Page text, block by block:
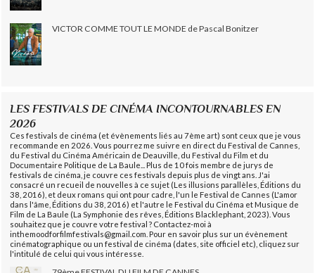
VICTOR COMME TOUT LE MONDE de Pascal Bonitzer
LES FESTIVALS DE CINÉMA INCONTOURNABLES EN
2026
Ces festivals de cinéma (et évènements liés au 7ème art) sont ceux que je vous
recommande en 2026. Vous pourrez me suivre en direct du Festival de Cannes,
du Festival du Cinéma Américain de Deauville, du Festival du Film et du
Documentaire Politique de La Baule... Plus de 10 fois membre de jurys de
festivals de cinéma, je couvre ces festivals depuis plus de vingt ans. J'ai
consacré un recueil de nouvelles à ce sujet (Les illusions parallèles, Éditions du
38, 2016), et deux romans qui ont pour cadre, l'un le Festival de Cannes (L'amor
dans l'âme, Éditions du 38, 2016) et l'autre le Festival du Cinéma et Musique de
Film de La Baule (La Symphonie des rêves, Éditions Blacklephant, 2023). Vous
souhaitez que je couvre votre festival ? Contactez-moi à
inthemoodforfilmfestivals@gmail.com. Pour en savoir plus sur un évènement
cinématographique ou un festival de cinéma (dates, site officiel etc), cliquez sur
l'intitulé de celui qui vous intéresse.